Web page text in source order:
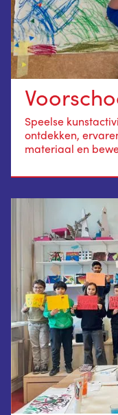
Speelse
ontdekken,
materiaal en